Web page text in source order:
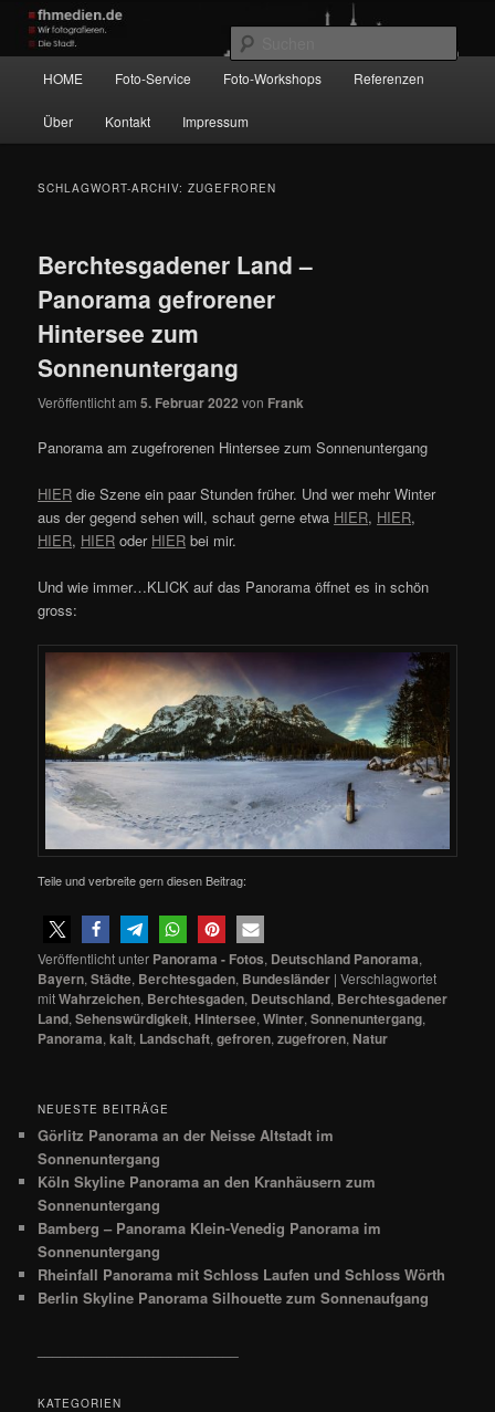
Zum
primären
Inhalt
springen
Zum
sekundären
Inhalt
springen
Wir fotografieren die Hauptstadt!
HOME Foto-Service Foto-Workshops Referenzen
Über Kontakt Impressum
SCHLAGWORT-ARCHIV:ZUGEFROREN
Berchtesgadener Land –
Panorama gefrorener
Hintersee zum
Sonnenuntergang
Veröffentlicht am5. Februar 2022 von Frank
Panorama am zugefrorenen Hintersee zum Sonnenuntergang
HIER die Szene ein paar Stunden früher. Und wer mehr Winter
aus der gegend sehen will, schaut gerne etwa HIER, HIER,
HIER, HIER oder HIER bei mir.
Und wie immer…KLICK auf das Panorama öffnet es in schön
gross:
Teile und verbreite gern diesen Beitrag:
Veröffentlicht unter Panorama - Fotos, Deutschland Panorama,
Bayern,Städte, Berchtesgaden, Bundesländer |Verschlagwortet
mitWahrzeichen, Berchtesgaden, Deutschland, Berchtesgadener
Land,Sehenswürdigkeit, Hintersee,Winter,Sonnenuntergang,
Panorama,kalt, Landschaft,gefroren,zugefroren, Natur
NEUESTE BEITRÄGE
Görlitz Panorama an der Neisse Altstadt im
Sonnenuntergang
Köln Skyline Panorama an den Kranhäusern zum
Sonnenuntergang
Bamberg – Panorama Klein-Venedig Panorama im
Sonnenuntergang
Rheinfall Panorama mit Schloss Laufen und Schloss Wörth
Berlin Skyline Panorama Silhouette zum Sonnenaufgang
KATEGORIEN